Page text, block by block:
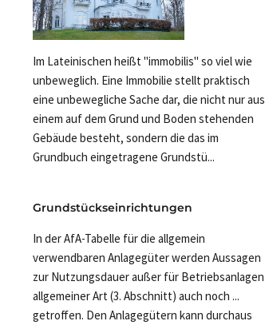
Im Lateinischen heißt "immobilis" so viel wie
unbeweglich. Eine Immobilie stellt praktisch
eine unbewegliche Sache dar, die nicht nur aus
einem auf dem Grund und Boden stehenden
Gebäude besteht, sondern die das im
Grundbuch eingetragene Grundstü...
Grundstückseinrichtungen
In der AfA-Tabelle für die allgemein
verwendbaren Anlagegüter werden Aussagen
zur Nutzungsdauer außer für Betriebsanlagen
allgemeiner Art (3. Abschnitt) auch noch ...
getroffen. Den Anlagegütern kann durchaus